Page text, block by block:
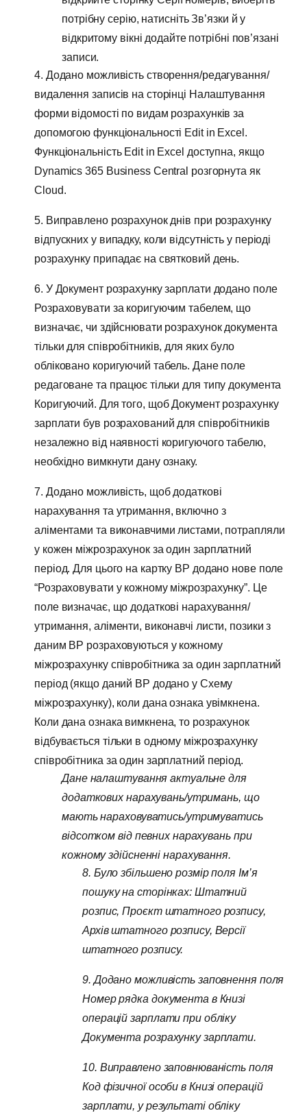
потрібну серію, натисніть Зв’язки й у
відкритому вікні додайте потрібні пов’язані
записи.
4. Додано можливість створення/редагування/
видалення записів на сторінці Налаштування
форми відомості по видам розрахунків за
допомогою функціональності Edit in Excel.
Функціональність Edit in Excel доступна, якщо
Dynamics 365 Business Central розгорнута як
Cloud.
5. Виправлено розрахунок днів при розрахунку
відпускних у випадку, коли відсутність у періоді
розрахунку припадає на святковий день.
6. У Документ розрахунку зарплати додано поле
Розраховувати за коригуючим табелем, що
визначає, чи здійснювати розрахунок документа
тільки для співробітників, для яких було
обліковано коригуючий табель. Дане поле
редаговане та працює тільки для типу документа
Коригуючий. Для того, щоб Документ розрахунку
зарплати був розрахований для співробітників
незалежно від наявності коригуючого табелю,
необхідно вимкнути дану ознаку.
7. Додано можливість, щоб додаткові
нарахування та утримання, включно з
аліментами та виконавчими листами, потрапляли
у кожен міжрозрахунок за один зарплатний
період. Для цього на картку ВР додано нове поле
“Розраховувати у кожному міжрозрахунку”. Це
поле визначає, що додаткові нарахування/
утримання, аліменти, виконавчі листи, позики з
даним ВР розраховуються у кожному
міжрозрахунку співробітника за один зарплатний
період (якщо даний ВР додано у Схему
міжрозрахунку), коли дана ознака увімкнена.
Коли дана ознака вимкнена, то розрахунок
відбувається тільки в одному міжрозрахунку
співробітника за один зарплатний період.
Дане налаштування актуальне для
додаткових нарахувань/утримань, що
мають нараховуватись/утримуватись
відсотком від певних нарахувань при
кожному здійсненні нарахування.
8. Було збільшено розмір поля Ім’я
пошуку на сторінках: Штатний
розпис, Проєкт штатного розпису,
Архів штатного розпису, Версії
штатного розпису.
9. Додано можливість заповнення поля
Номер рядка документа в Книзі
операцій зарплати при обліку
Документа розрахунку зарплати.
10. Виправлено заповнюваність поля
Код фізичної особи в Книзі операцій
зарплати, у результаті обліку